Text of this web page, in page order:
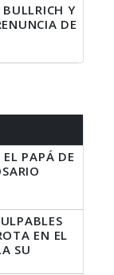
Y
DE
EL PAPÁ DE
EN EL
SU